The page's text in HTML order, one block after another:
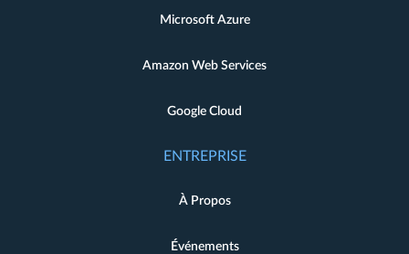
Microsoft Azure
Amazon Web Services
Google Cloud
ENTREPRISE
À Propos
Événements